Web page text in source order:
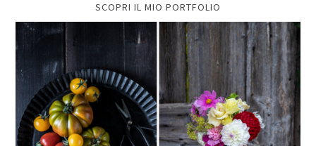
SCOPRI IL MIO PORTFOLIO